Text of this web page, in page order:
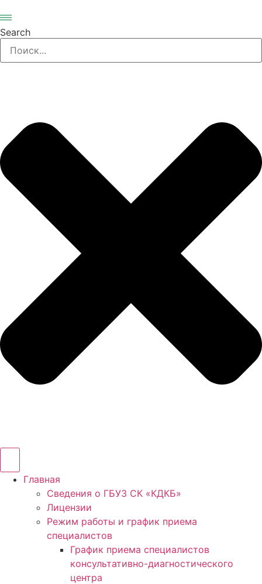
Search
Главная
Сведения о ГБУЗ СК «КДКБ»
Лицензии
Режим работы и график приема
специалистов
График приема специалистов
консультативно-диагностического
центра